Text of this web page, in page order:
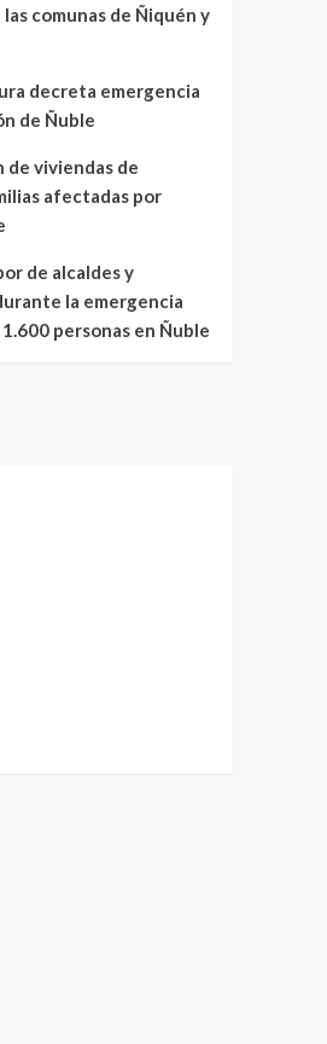
comunas de Ñiquén y
decreta emergencia
de Ñuble
viviendas de
afectadas por
de alcaldes y
la emergencia
personas en Ñuble